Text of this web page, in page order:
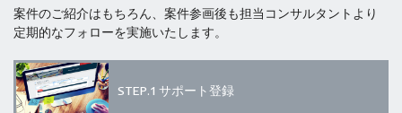
案件のご紹介はもちろん、案件参画後も担当コンサルタントより
定期的なフォローを実施いたします。
STEP.1 サポート登録